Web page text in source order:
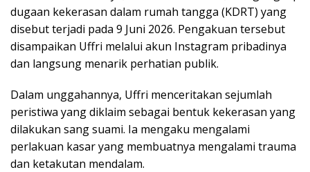
dugaan kekerasan dalam rumah tangga (KDRT) yang
disebut terjadi pada 9 Juni 2026. Pengakuan tersebut
disampaikan Uffri melalui akun Instagram pribadinya
dan langsung menarik perhatian publik.
Dalam unggahannya, Uffri menceritakan sejumlah
peristiwa yang diklaim sebagai bentuk kekerasan yang
dilakukan sang suami. Ia mengaku mengalami
perlakuan kasar yang membuatnya mengalami trauma
dan ketakutan mendalam.